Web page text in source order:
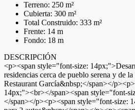
Terreno: 250 m²
Cubierta: 300 m²
Total Construido: 333 m²
Frente: 14 m
Fondo: 18 m
DESCRIPCIÓN
<p><span style="font-size:
residencias cerca de pueblo serena y de
Restaurant García&nbsp;</span></
14px;"><br></span><span style="font-
</span></p><p><span style="font-size: